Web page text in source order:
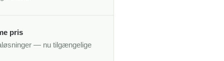
pris
— nu tilgængelige